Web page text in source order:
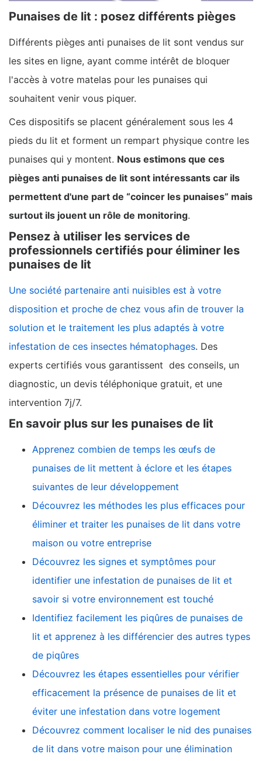
Punaises de lit : posez différents pièges
Différents pièges anti punaises de lit sont vendus sur
les sites en ligne, ayant comme intérêt de bloquer
l'accès à votre matelas pour les punaises qui
souhaitent venir vous piquer.
Ces dispositifs se placent généralement sous les 4
pieds du lit et forment un rempart physique contre les
punaises qui y montent. Nous estimons que ces
pièges anti punaises de lit sont intéressants car ils
permettent d'une part de “coincer les punaises” mais
surtout ils jouent un rôle de monitoring.
Pensez à utiliser les services de
professionnels certifiés pour éliminer les
punaises de lit
Une société partenaire anti nuisibles est à votre
disposition et proche de chez vous afin de trouver la
solution et le traitement les plus adaptés à votre
infestation de ces insectes hématophages. Des
experts certifiés vous garantissent des conseils, un
diagnostic, un devis téléphonique gratuit, et une
intervention 7j/7.
En savoir plus sur les punaises de lit
Apprenez combien de temps les œufs de
punaises de lit mettent à éclore et les étapes
suivantes de leur développement
Découvrez les méthodes les plus efficaces pour
éliminer et traiter les punaises de lit dans votre
maison ou votre entreprise
Découvrez les signes et symptômes pour
identifier une infestation de punaises de lit et
savoir si votre environnement est touché
Identifiez facilement les piqûres de punaises de
lit et apprenez à les différencier des autres types
de piqûres
Découvrez les étapes essentielles pour vérifier
efficacement la présence de punaises de lit et
éviter une infestation dans votre logement
Découvrez comment localiser le nid des punaises
de lit dans votre maison pour une élimination